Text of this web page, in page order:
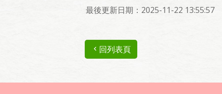
最後更新日期：2025-11-22 13:55:57
回列表頁